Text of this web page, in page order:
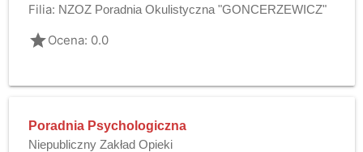
Filia: NZOZ Poradnia Okulistyczna "GONCERZEWICZ"
gradeOcena: 0.0
Poradnia Psychologiczna
Niepubliczny Zakład Opieki